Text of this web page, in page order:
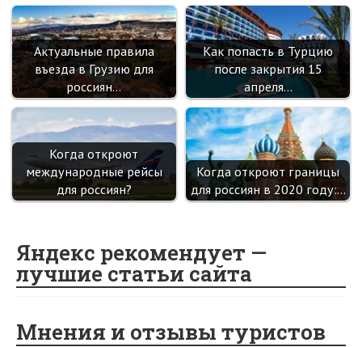
Актуальные правила
въезда в Грузию для
россиян…
Как попасть в Турцию
после закрытия 15
апреля…
Когда откроют
международные рейсы
для россиян?
Когда откроют границы
для россиян в 2020 году:…
Яндекс рекомендует —
лучшие статьи сайта
Мнения и отзывы туристов